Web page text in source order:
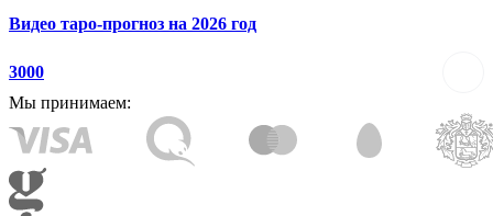
Видео таро-прогноз на 2026 год
3000
Мы принимаем: